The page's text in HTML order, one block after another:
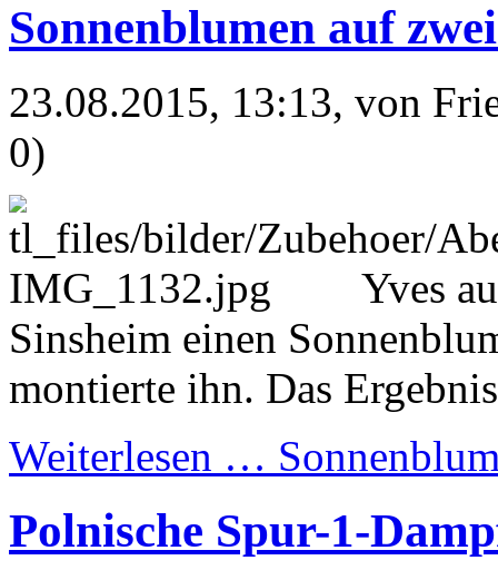
Sonnenblumen auf
23.08.2015, 13:13, von
0)
Yves
Sinsheim einen
montierte ihn. Das
Weiterlesen …
Polnische Spur-1-